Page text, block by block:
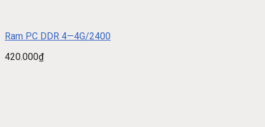
Ram PC DDR 4—4G/2400
420.000₫